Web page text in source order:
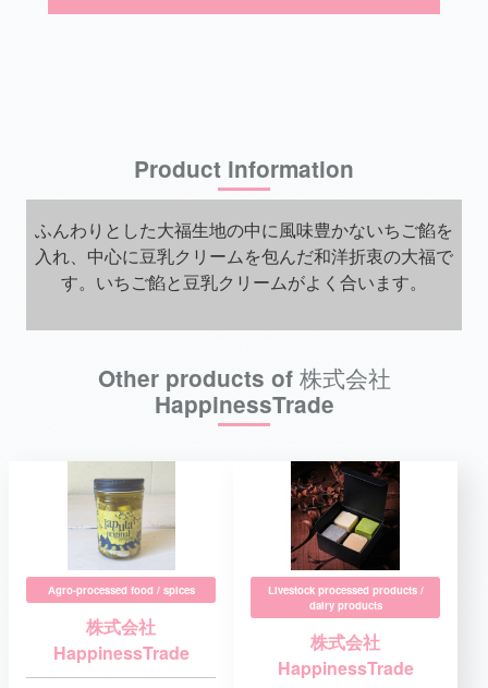
Product information
ふんわりとした大福生地の中に風味豊かないちご餡を
入れ、中心に豆乳クリームを包んだ和洋折衷の大福で
す。いちご餡と豆乳クリームがよく合います。
Other products of 株式会社
HappinessTrade
Agro-processed food / spices
株式会社
HappinessTrade
Livestock processed products /
dairy products
株式会社
HappinessTrade